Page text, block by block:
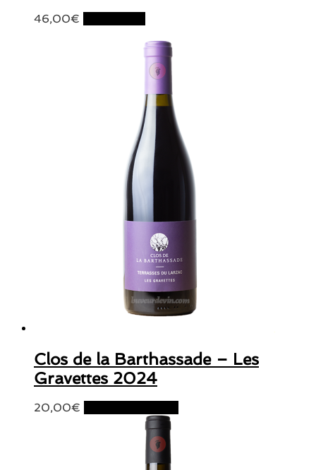
46,00€
Clos de la Barthassade – Les
Gravettes 2024
20,00€